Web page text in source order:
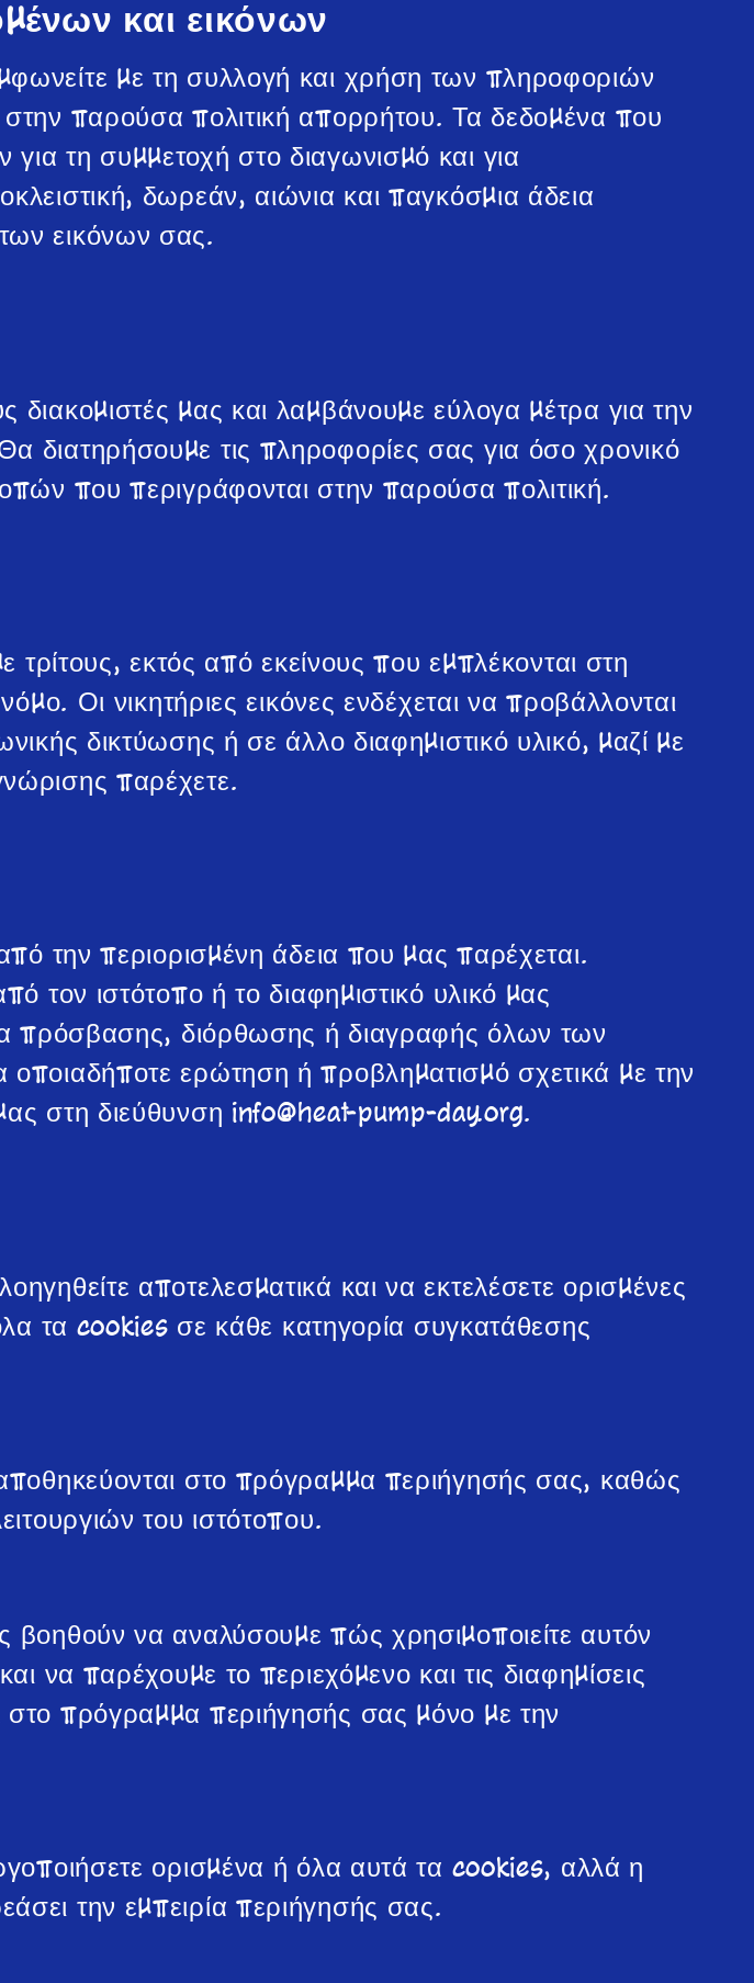
και εικόνων
με τη συλλογή και χρήση των πληροφοριών
παρούσα πολιτική απορρήτου. Τα δεδομένα που
τη συμμετοχή στο διαγωνισμό και για
δωρεάν, αιώνια και παγκόσμια άδεια
εικόνων σας.
μας και λαμβάνουμε εύλογα μέτρα για την
διατηρήσουμε τις πληροφορίες σας για όσο χρονικό
που περιγράφονται στην παρούσα πολιτική.
εκτός από εκείνους που εμπλέκονται στη
Οι νικητήριες εικόνες ενδέχεται να προβάλλονται
δικτύωσης ή σε άλλο διαφημιστικό υλικό, μαζί με
παρέχετε.
την περιορισμένη άδεια που μας παρέχεται.
τον ιστότοπο ή το διαφημιστικό υλικό μας
πρόσβασης, διόρθωσης ή διαγραφής όλων των
ερώτηση ή προβληματισμό σχετικά με την
στη διεύθυνση info@heat-pump-day.org.
αποτελεσματικά και να εκτελέσετε ορισμένες
τα cookies σε κάθε κατηγορία συγκατάθεσης
στο πρόγραμμα περιήγησής σας, καθώς
του ιστότοπου.
να αναλύσουμε πώς χρησιμοποιείτε αυτόν
να παρέχουμε το περιεχόμενο και τις διαφημίσεις
πρόγραμμα περιήγησής σας μόνο με την
ορισμένα ή όλα αυτά τα cookies, αλλά η
την εμπειρία περιήγησής σας.